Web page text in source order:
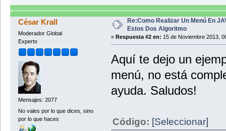
César Krall
Moderador Global
Experto
Mensajes: 2077
No vales por lo que dices, sino
por lo que haces
Re:Como Realizar Un Menú En
Estos Dos Algoritmo
« Respuesta #2 en: 15 de Noviembre 2013,
Aquí te dejo un
menú, no está
ayuda. Saludos!
Código: [Seleccionar]